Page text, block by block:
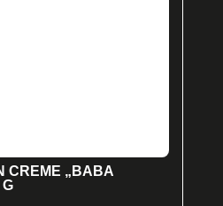
CREME „BABA